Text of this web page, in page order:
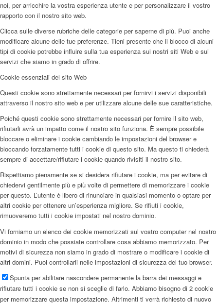
noi, per arricchire la vostra esperienza utente e per personalizzare il vostro
rapporto con il nostro sito web.
Clicca sulle diverse rubriche delle categorie per saperne di più. Puoi anche
modificare alcune delle tue preferenze. Tieni presente che il blocco di alcuni
tipi di cookie potrebbe influire sulla tua esperienza sui nostri siti Web e sui
servizi che siamo in grado di offrire.
Cookie essenziali del sito Web
Questi cookie sono strettamente necessari per fornirvi i servizi disponibili
attraverso il nostro sito web e per utilizzare alcune delle sue caratteristiche.
Poiché questi cookie sono strettamente necessari per fornire il sito web,
rifiutarli avrà un impatto come il nostro sito funziona. È sempre possibile
bloccare o eliminare i cookie cambiando le impostazioni del browser e
bloccando forzatamente tutti i cookie di questo sito. Ma questo ti chiederà
sempre di accettare/rifiutare i cookie quando rivisiti il nostro sito.
Rispettiamo pienamente se si desidera rifiutare i cookie, ma per evitare di
chiedervi gentilmente più e più volte di permettere di memorizzare i cookie
per questo. L’utente è libero di rinunciare in qualsiasi momento o optare per
altri cookie per ottenere un’esperienza migliore. Se rifiuti i cookie,
rimuoveremo tutti i cookie impostati nel nostro dominio.
Vi forniamo un elenco dei cookie memorizzati sul vostro computer nel nostro
dominio in modo che possiate controllare cosa abbiamo memorizzato. Per
motivi di sicurezza non siamo in grado di mostrare o modificare i cookie di
altri domini. Puoi controllarli nelle impostazioni di sicurezza del tuo browser.
Spunta per abilitare nascondere permanente la barra dei messaggi e
rifiutare tutti i cookie se non si sceglie di farlo. Abbiamo bisogno di 2 cookie
per memorizzare questa impostazione. Altrimenti ti verrà richiesto di nuovo